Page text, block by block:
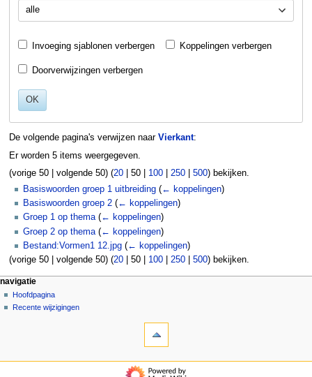
alle
Invoeging sjablonen verbergen Koppelingen verbergen
Doorverwijzingen verbergen
OK
De volgende pagina's verwijzen naar Vierkant:
Er worden 5 items weergegeven.
(vorige 50| volgende 50) (20| 50| 100| 250| 500) bekijken.
Basiswoorden groep 1 uitbreiding (← koppelingen)
Basiswoorden groep 2 (← koppelingen)
Groep 1 op thema (← koppelingen)
Groep 2 op thema (← koppelingen)
Bestand:Vormen1 12.jpg (← koppelingen)
(vorige 50| volgende 50) (20| 50| 100| 250| 500) bekijken.
N
a
v
a
pagina-handelingen
pagina
overleg
persoonlijke hulpmiddelen
aanmelden
navigatie
Hoofdpagina
Recente wijzigingen
navigatie